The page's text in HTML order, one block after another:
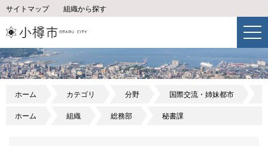
サイトマップ 組織から探す
ホーム カテゴリ 分野 国際交流・姉妹都市
ホーム 組織 総務部 秘書課